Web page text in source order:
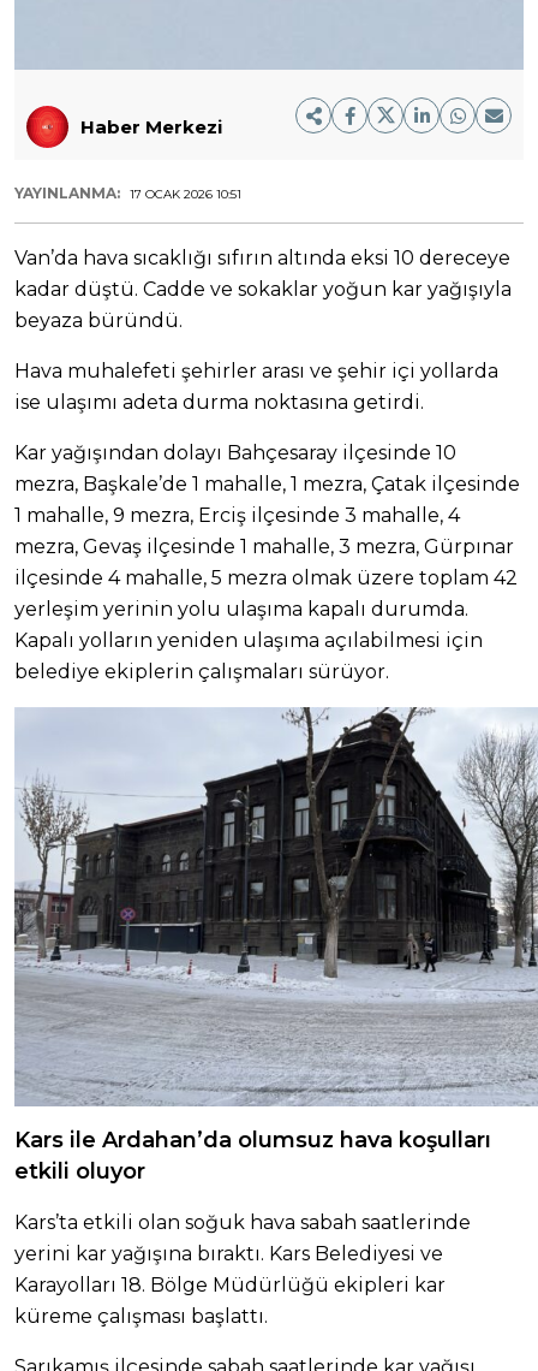
Haber Merkezi
YAYINLANMA: 17 OCAK 2026 10:51
Van’da hava sıcaklığı sıfırın altında eksi 10 dereceye
kadar düştü. Cadde ve sokaklar yoğun kar yağışıyla
beyaza büründü.
Hava muhalefeti şehirler arası ve şehir içi yollarda
ise ulaşımı adeta durma noktasına getirdi.
Kar yağışından dolayı Bahçesaray ilçesinde 10
mezra, Başkale’de 1 mahalle, 1 mezra, Çatak ilçesinde
1 mahalle, 9 mezra, Erciş ilçesinde 3 mahalle, 4
mezra, Gevaş ilçesinde 1 mahalle, 3 mezra, Gürpınar
ilçesinde 4 mahalle, 5 mezra olmak üzere toplam 42
yerleşim yerinin yolu ulaşıma kapalı durumda.
Kapalı yolların yeniden ulaşıma açılabilmesi için
belediye ekiplerin çalışmaları sürüyor.
Kars ile Ardahan’da olumsuz hava koşulları
etkili oluyor
Kars’ta etkili olan soğuk hava sabah saatlerinde
yerini kar yağışına bıraktı. Kars Belediyesi ve
Karayolları 18. Bölge Müdürlüğü ekipleri kar
küreme çalışması başlattı.